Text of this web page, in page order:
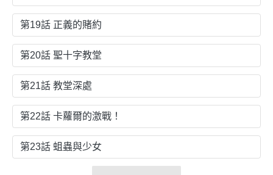
第19話 正義的賭約
第20話 聖十字教堂
第21話 教堂深處
第22話 卡蘿爾的激戰！
第23話 蛆蟲與少女